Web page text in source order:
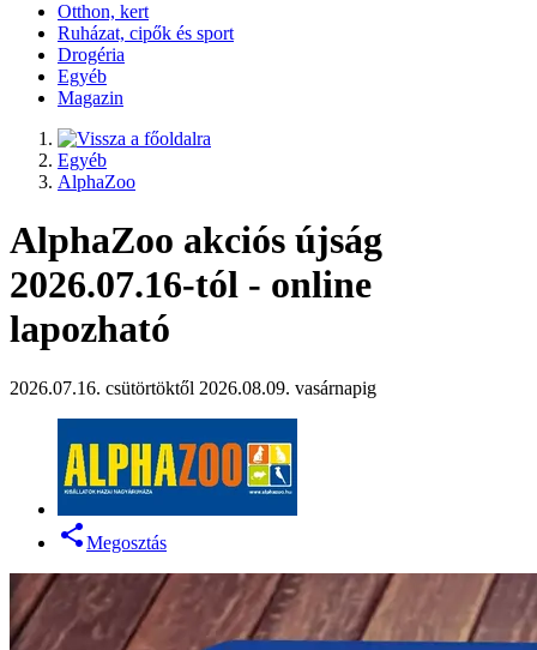
Otthon, kert
Ruházat, cipők és sport
Drogéria
Egyéb
Magazin
Egyéb
AlphaZoo
AlphaZoo akciós újság
2026.07.16-tól - online
lapozható
2026.07.16. csütörtöktől 2026.08.09. vasárnapig
Megosztás